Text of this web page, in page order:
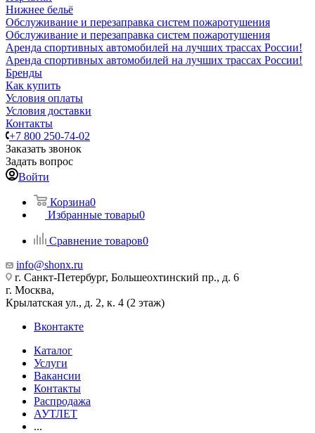
Нижнее бельё
Обслуживание и перезаправка систем пожаротушения
Обслуживание и перезаправка систем пожаротушения
Аренда спортивных автомобилей на лучших трассах России!
Аренда спортивных автомобилей на лучших трассах России!
Бренды
Как купить
Условия оплаты
Условия доставки
Контакты
+7 800 250-74-02
Заказать звонок
Задать вопрос
Войти
Корзина0
Избранные товары0
Сравнение товаров0
info@shonx.ru
г. Санкт-Петербург, Большеохтинский пр., д. 6
г. Москва,
Крылатская ул., д. 2, к. 4 (2 этаж)
Вконтакте
Каталог
Услуги
Вакансии
Контакты
Распродажа
АУТЛЕТ
...